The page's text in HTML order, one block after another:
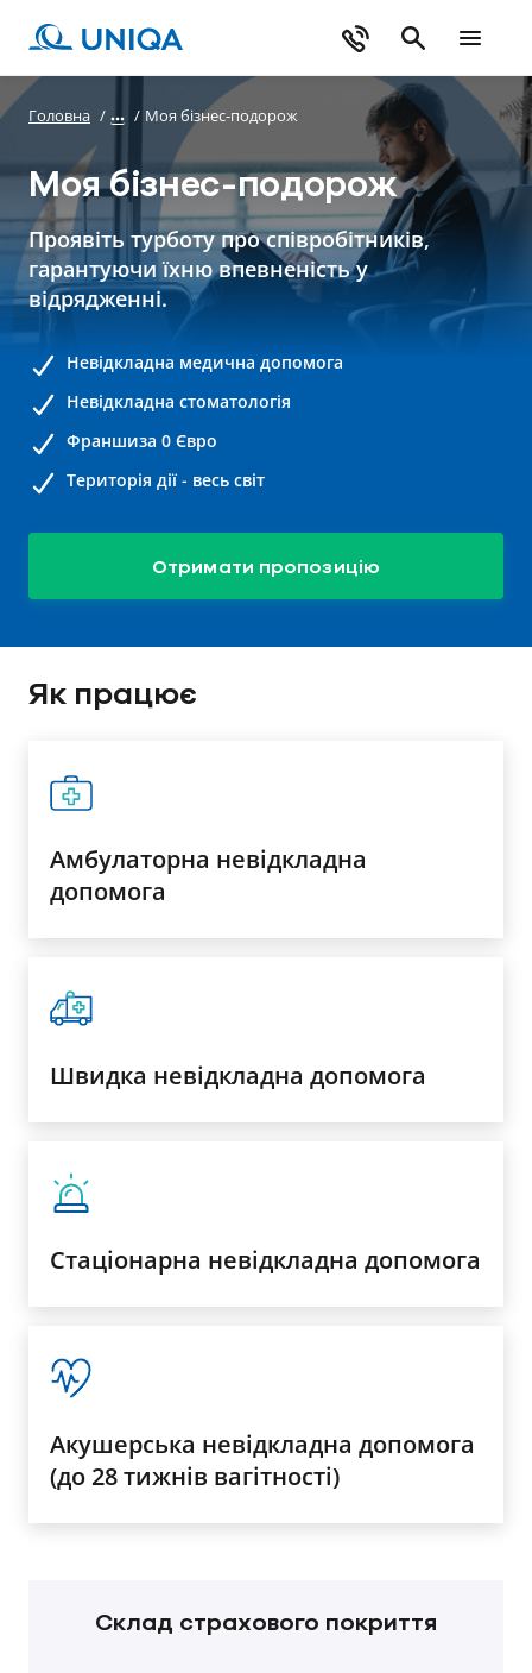
Головна / / Моя бізнес-подорож
Моя бізнес-подорож
Проявіть турботу про співробітників,
гарантуючи їхню впевненість у
відрядженні.
Невідкладна медична допомога
Невідкладна стоматологія
Франшиза 0 Євро
Територія дії - весь світ
Отримати пропозицію
Як працює
Амбулаторна невідкладна
допомога
Швидка невідкладна допомога
Стаціонарна невідкладна допомога
Акушерська невідкладна допомога
(до 28 тижнів вагітності)
Склад страхового покриття